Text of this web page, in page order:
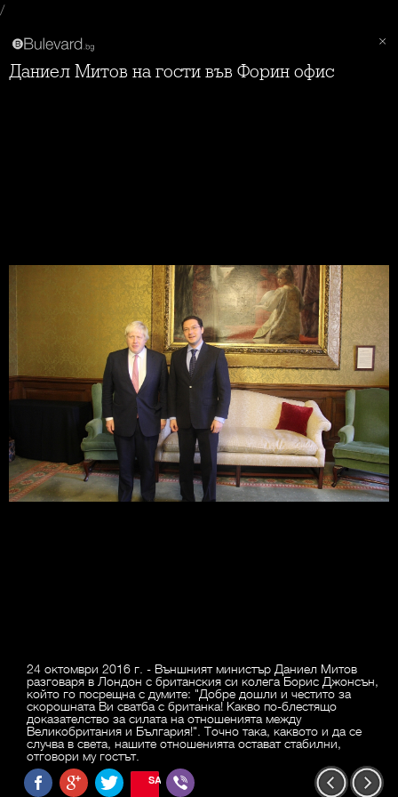
/
Даниел Митов на гости във Форин офис
24 октомври 2016 г. - Външният министър Даниел Митов
разговаря в Лондон с британския си колега Борис Джонсън,
който го посрещна с думите: "Добре дошли и честито за
скорошната Ви сватба с британка! Какво по-блестящо
доказателство за силата на отношенията между
Великобритания и България!". Точно така, каквото и да се
случва в света, нашите отношенията остават стабилни,
отговори му гостът.
SAVE